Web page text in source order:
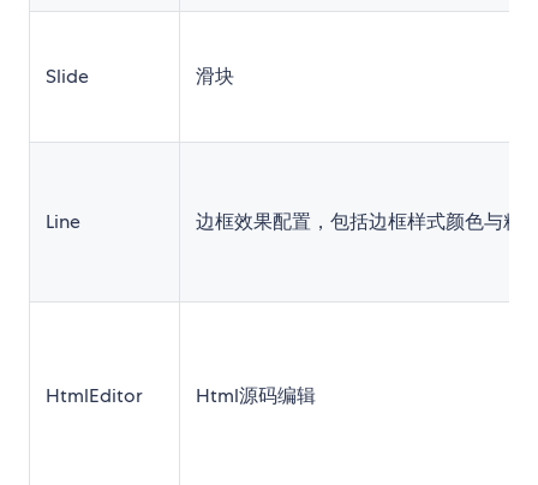
Slide 滑块
Line 边框效果配置，包括边框样式颜色与粗
HtmlEditor Html源码编辑